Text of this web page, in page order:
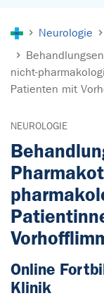
Neurologie
nicht-
Patienten mit
NEUROLOGIE
Online
Klinik